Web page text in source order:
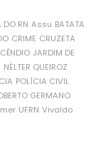
DO RN Assu BATATA
CRIME CRUZETA
JARDIM DE
NÉLTER QUEIROZ
POLÍCIA CIVIL
GERMANO
UFRN Vivaldo